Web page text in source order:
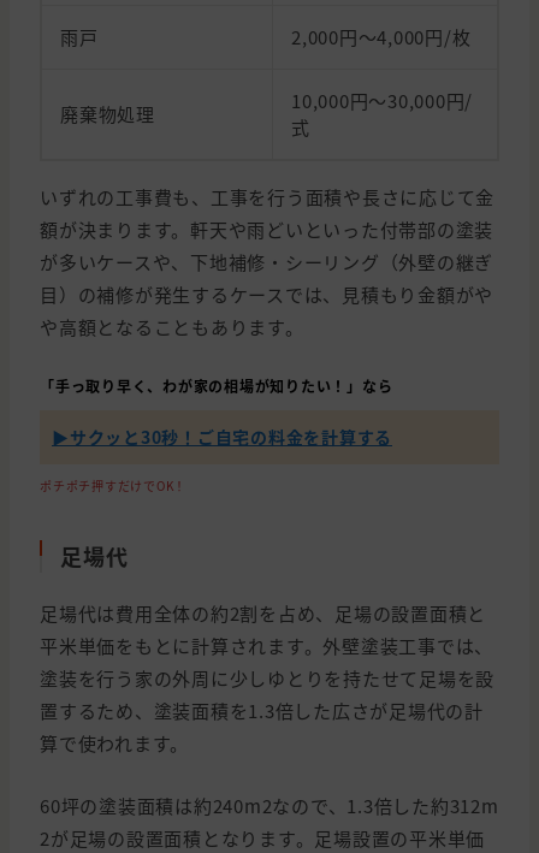
雨戸 2,000円～4,000円/枚
廃棄物処理
10,000円～30,000円/
式
いずれの工事費も、工事を行う面積や長さに応じて金
額が決まります。軒天や雨どいといった付帯部の塗装
が多いケースや、下地補修・シーリング（外壁の継ぎ
目）の補修が発生するケースでは、見積もり金額がや
や高額となることもあります。
「手っ取り早く、わが家の相場が知りたい！」なら
▶︎サクッと30秒！ご自宅の料金を計算する
ポチポチ押すだけでOK！
足場代
足場代は費用全体の約2割を占め、足場の設置面積と
平米単価をもとに計算されます。外壁塗装工事では、
塗装を行う家の外周に少しゆとりを持たせて足場を設
置するため、塗装面積を1.3倍した広さが足場代の計
算で使われます。
60坪の塗装面積は約240m2なので、1.3倍した約312m
2が足場の設置面積となります。足場設置の平米単価